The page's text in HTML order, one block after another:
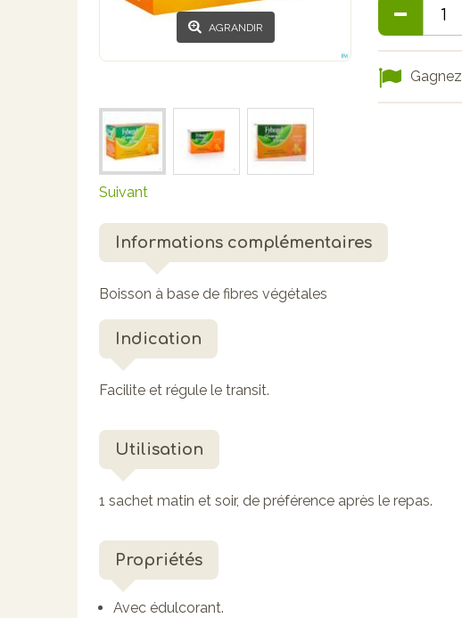
AGRANDIR
Suivant
Gagnez
Informations complémentaires
Boisson à base de fibres végétales
Indication
Facilite et régule le transit.
Utilisation
1 sachet matin et soir, de préférence après le repas.
Propriétés
Avec édulcorant.